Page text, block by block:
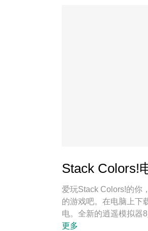
Stack Colors!
爱玩Stack Colors!的你
的游戏吧。在电脑上下
电。全新的逍遥模拟器
Stack Colors!宛如电脑
更多